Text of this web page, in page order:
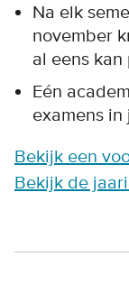
Na elk
november
al eens
Eén
examens
Bekijk een
Bekijk de